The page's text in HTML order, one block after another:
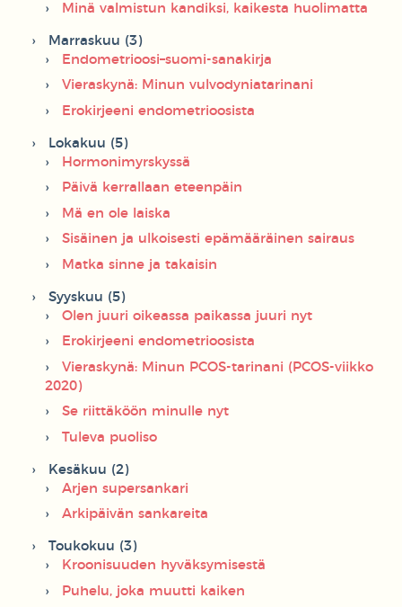
Minä valmistun kandiksi, kaikesta huolimatta
Marraskuu (3)
Endometrioosi–suomi-sanakirja
Vieraskynä: Minun vulvodyniatarinani
Erokirjeeni endometrioosista
Lokakuu (5)
Hormonimyrskyssä
Päivä kerrallaan eteenpäin
Mä en ole laiska
Sisäinen ja ulkoisesti epämääräinen sairaus
Matka sinne ja takaisin
Syyskuu (5)
Olen juuri oikeassa paikassa juuri nyt
Erokirjeeni endometrioosista
Vieraskynä: Minun PCOS-tarinani (PCOS-viikko
2020)
Se riittäköön minulle nyt
Tuleva puoliso
Kesäkuu (2)
Arjen supersankari
Arkipäivän sankareita
Toukokuu (3)
Kroonisuuden hyväksymisestä
Puhelu, joka muutti kaiken